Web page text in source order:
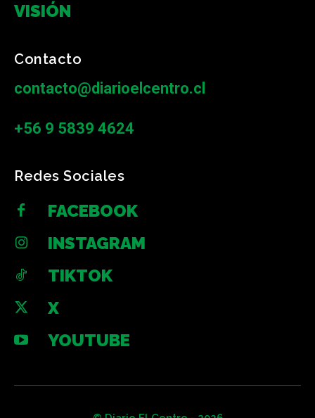
VISIÓN
Contacto
contacto@diarioelcentro.cl
+56 9 5839 4624
Redes Sociales
FACEBOOK
INSTAGRAM
TIKTOK
X
YOUTUBE